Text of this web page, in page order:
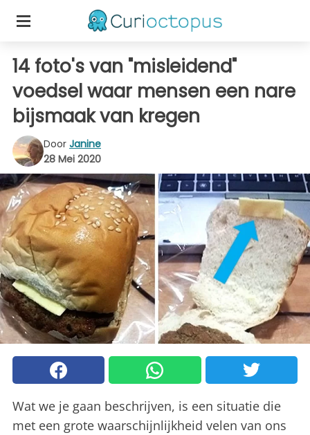
14 foto's van "misleidend"
voedsel waar mensen een nare
bijsmaak van kregen
Door Janine
28 Mei 2020
Wat we je gaan beschrijven, is een situatie die
met een grote waarschijnlijkheid velen van ons